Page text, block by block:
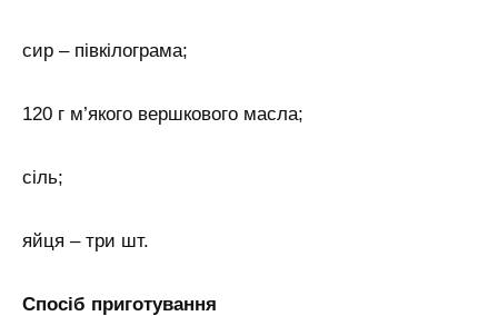
сир – півкілограма;
120 г м’якого вершкового масла;
сіль;
яйця – три шт.
Спосіб приготування